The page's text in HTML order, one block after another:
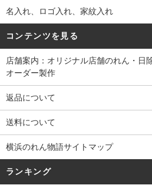
名入れ、ロゴ入れ、家紋入れ
コンテンツを見る
店舗案内：オリジナル店舗のれん・日
オーダー製作
返品について
送料について
横浜のれん物語サイトマップ
ランキング